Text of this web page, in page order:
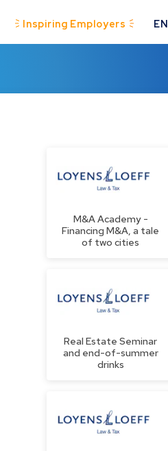
Inspiring Employers EN
M&A Academy -
Financing M&A, a tale
of two cities
Real Estate Seminar
and end-of-summer
drinks